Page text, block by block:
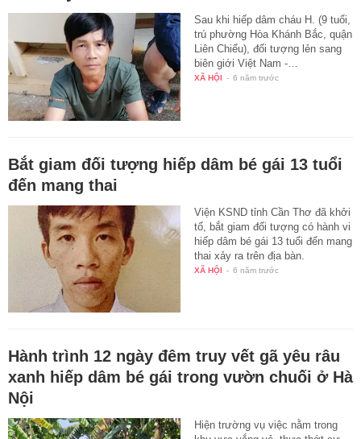
Sau khi hiếp dâm cháu H. (9 tuổi,
trú phường Hòa Khánh Bắc, quận
Liên Chiểu), đối tượng lẻn sang
biên giới Việt Nam -…
XÃ HỘI - 6 năm trước
Bắt giam đối tượng hiếp dâm bé gái 13 tuổi
đến mang thai
Viện KSND tỉnh Cần Thơ đã khởi
tố, bắt giam đối tượng có hành vi
hiếp dâm bé gái 13 tuổi đến mang
thai xảy ra trên địa bàn.
XÃ HỘI - 6 năm trước
Hành trình 12 ngày đêm truy vết gã yêu râu
xanh hiếp dâm bé gái trong vườn chuối ở Hà
Nội
Hiện trường vụ việc nằm trong